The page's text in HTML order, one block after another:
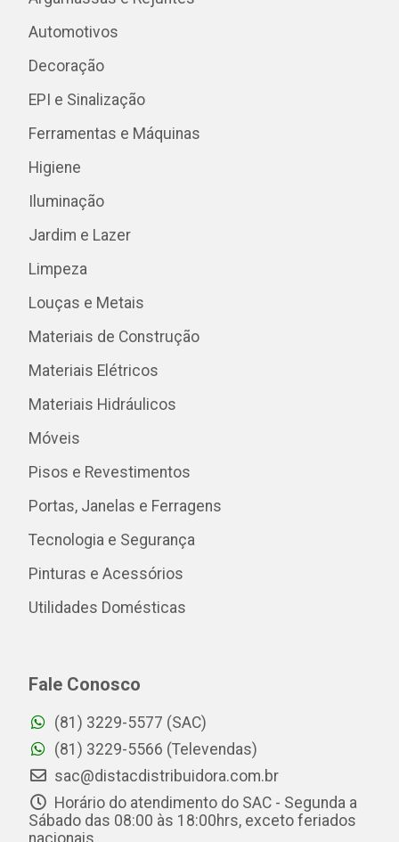
Automotivos
Decoração
EPI e Sinalização
Ferramentas e Máquinas
Higiene
Iluminação
Jardim e Lazer
Limpeza
Louças e Metais
Materiais de Construção
Materiais Elétricos
Materiais Hidráulicos
Móveis
Pisos e Revestimentos
Portas, Janelas e Ferragens
Tecnologia e Segurança
Pinturas e Acessórios
Utilidades Domésticas
Fale Conosco
(81) 3229-5577 (SAC)
(81) 3229-5566 (Televendas)
sac@distacdistribuidora.com.br
Horário do atendimento do SAC - Segunda a
Sábado das 08:00 às 18:00hrs, exceto feriados
nacionais.